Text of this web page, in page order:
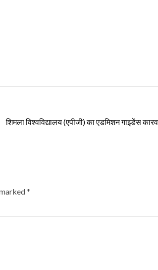
शिमला विश्वविद्यालय (एपीजी) का एडमिशन गाइडेंस
*